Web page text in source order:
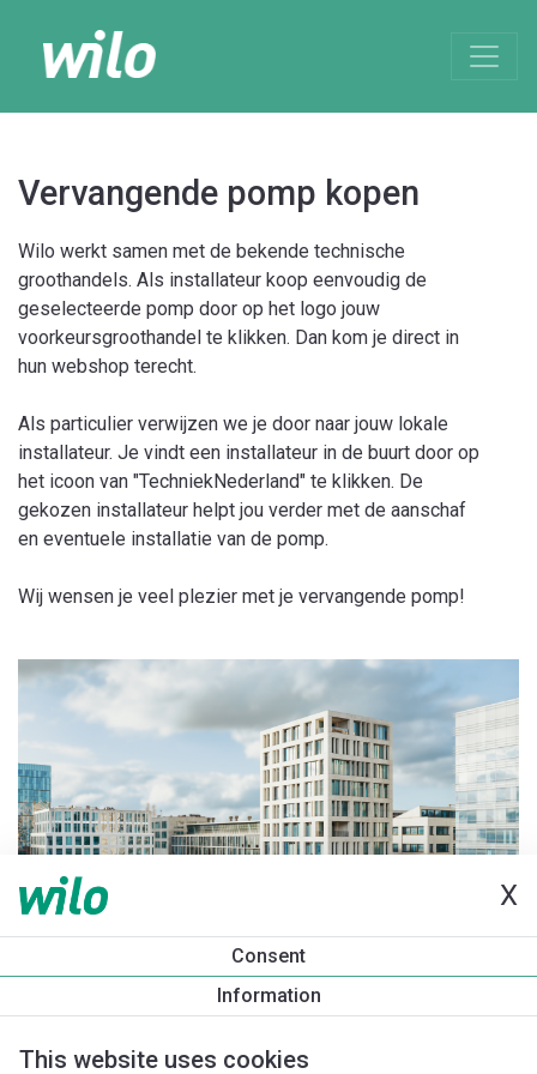
X
Consent
Information
This website uses cookies
Vervangende pomp kopen
Wilo werkt samen met de bekende technische
groothandels. Als installateur koop eenvoudig de
geselecteerde pomp door op het logo jouw
voorkeursgroothandel te klikken. Dan kom je direct in
hun webshop terecht.
Als particulier verwijzen we je door naar jouw lokale
installateur. Je vindt een installateur in de buurt door op
het icoon van "TechniekNederland" te klikken. De
gekozen installateur helpt jou verder met de aanschaf
en eventuele installatie van de pomp.
Wij wensen je veel plezier met je vervangende pomp!